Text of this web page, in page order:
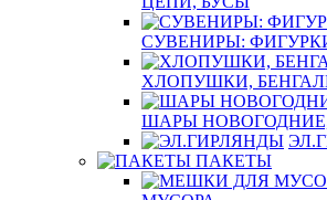
СУВЕНИРЫ:
ХЛОПУШКИ,
ШАРЫ
ПАКЕТЫ